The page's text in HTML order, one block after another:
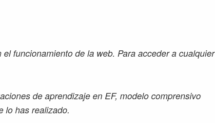
funcionamiento de la web. Para acceder a cualquier
de aprendizaje en EF, modelo comprensivo
lo has realizado.